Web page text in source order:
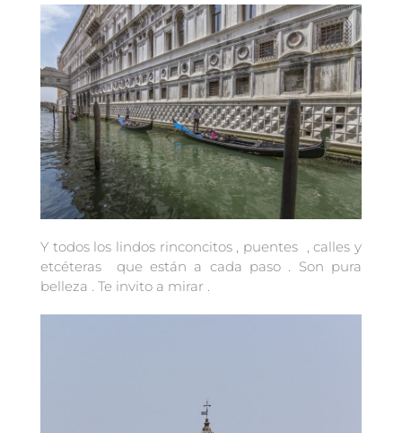
Y todos los lindos rinconcitos , puentes , calles y
etcéteras que están a cada paso . Son pura
belleza . Te invito a mirar .